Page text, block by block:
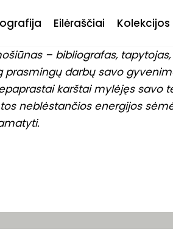
Eilėraščiai Kolekcijos
– bibliografas,
prasmingų darbų savo
karštai mylėjęs savo
neblėstančios energijos